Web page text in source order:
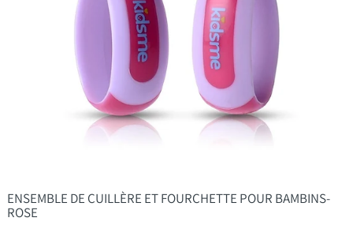
ENSEMBLE DE CUILLÈRE ET FOURCHETTE POUR BAMBINS-
ROSE